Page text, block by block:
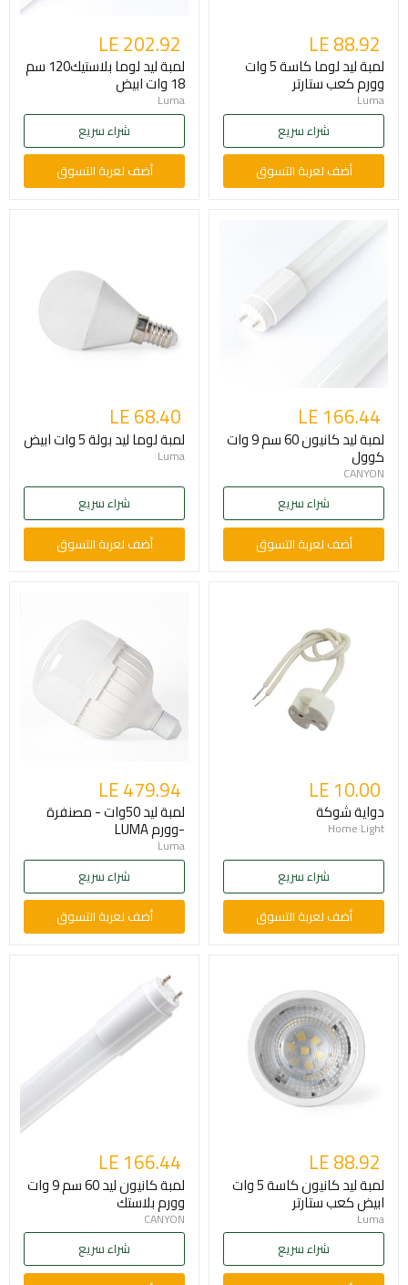
LE 88.92
لمبة ليد لوما كاسة 5 وات
وورم كعب ستارتر
Luma
شراء سريع
أضف لعربة التسوق
LE 202.92
لمبة ليد لوما بلاستيك120 سم
18 وات ابيض
Luma
شراء سريع
أضف لعربة التسوق
LE 166.44
لمبة ليد كانيون 60 سم 9 وات
كوول
CANYON
شراء سريع
أضف لعربة التسوق
LE 68.40
لمبة لوما ليد بولة 5 وات ابيض
Luma
شراء سريع
أضف لعربة التسوق
LE 10.00
دواية شوكة
Home Light
شراء سريع
أضف لعربة التسوق
LE 479.94
لمبة ليد 50وات - مصنفرة
-وورم LUMA
Luma
شراء سريع
أضف لعربة التسوق
LE 88.92
لمبة ليد كانيون كاسة 5 وات
ابيض كعب ستارتر
Luma
شراء سريع
LE 166.44
لمبة كانيون ليد 60 سم 9 وات
وورم بلاستك
CANYON
شراء سريع